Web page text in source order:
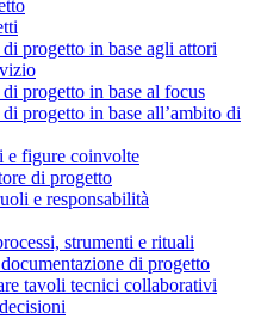
progetto in base agli attori
progetto in base al focus
progetto in base all’ambito di
e figure coinvolte
di progetto
e responsabilità
strumenti e rituali
di progetto
tavoli tecnici collaborativi